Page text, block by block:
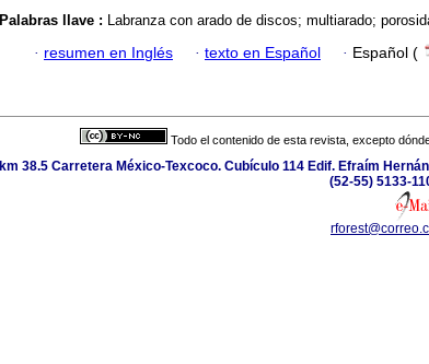
Palabras llave : Labranza con arado de discos; multiarado;
· resumen en Inglés · texto en Español · Español (
Todo el contenido de esta revista, excepto
km 38.5 Carretera México-Texcoco. Cubículo 114 Edif. Efraím
(52-55) 5133-